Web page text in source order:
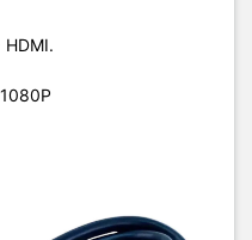
HDMI.